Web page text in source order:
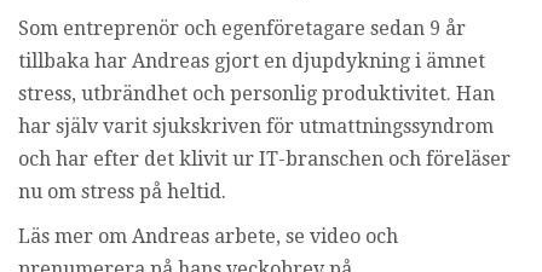
Som entreprenör och egenföretagare sedan 9 år
tillbaka har Andreas gjort en djupdykning i ämnet
stress, utbrändhet och personlig produktivitet. Han
har själv varit sjukskriven för utmattningssyndrom
och har efter det klivit ur IT-branschen och föreläser
nu om stress på heltid.
Läs mer om Andreas arbete, se video och